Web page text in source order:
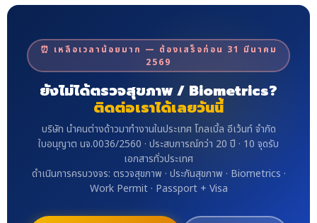
⏰ เหลือเวลาน้อยมาก — ต้องเสร็จก่อน 31 มีนาคม
2569
ยังไม่ได้ตรวจสุขภาพ / Biometrics?
ติดต่อเราได้เลยวันนี้
บริษัท นำคนต่างด้าวมาทำงานในประเทศ โกลเบิ้ล อีเว้นท์ จำกัด
ใบอนุญาต นจ.0036/2560 · ประสบการณ์กว่า 20 ปี · 10 จุดรับ
เอกสารทั่วประเทศ
ดำเนินการครบวงจร: ตรวจสุขภาพ · ประกันสุขภาพ · Biometrics ·
Work Permit · Passport + Visa